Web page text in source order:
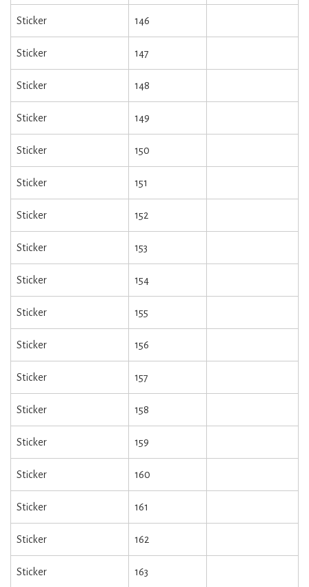
Sticker 146
Sticker 147
Sticker 148
Sticker 149
Sticker 150
Sticker 151
Sticker 152
Sticker 153
Sticker 154
Sticker 155
Sticker 156
Sticker 157
Sticker 158
Sticker 159
Sticker 160
Sticker 161
Sticker 162
Sticker 163